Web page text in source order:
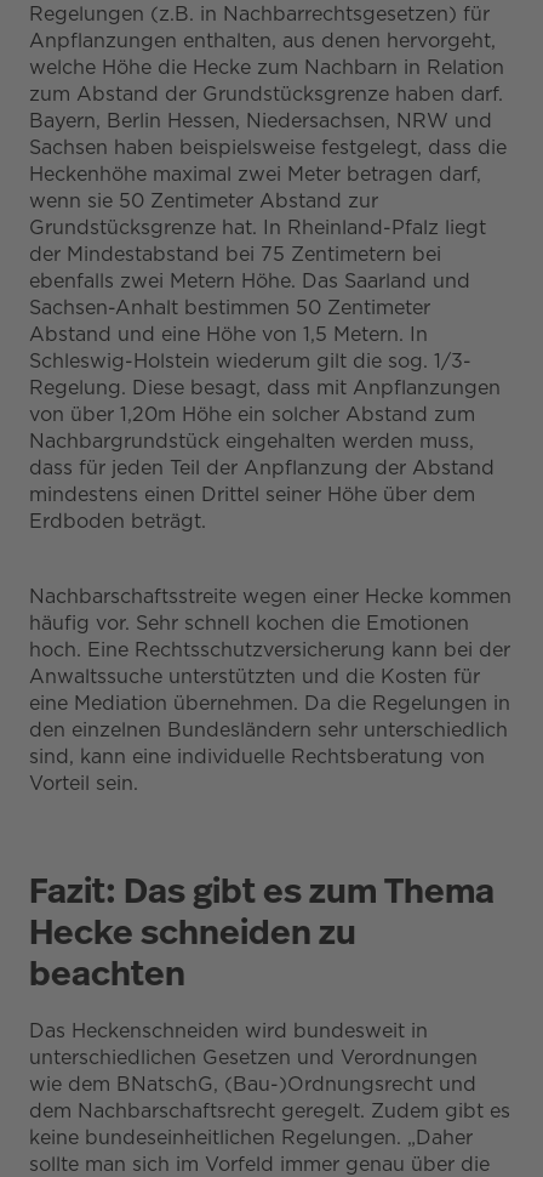
Regelungen (z.B. in Nachbarrechtsgesetzen) für
Anpflanzungen enthalten, aus denen hervorgeht,
welche Höhe die Hecke zum Nachbarn in Relation
zum Abstand der Grundstücksgrenze haben darf.
Bayern, Berlin Hessen, Niedersachsen, NRW und
Sachsen haben beispielsweise festgelegt, dass die
Heckenhöhe maximal zwei Meter betragen darf,
wenn sie 50 Zentimeter Abstand zur
Grundstücksgrenze hat. In Rheinland-Pfalz liegt
der Mindestabstand bei 75 Zentimetern bei
ebenfalls zwei Metern Höhe. Das Saarland und
Sachsen-Anhalt bestimmen 50 Zentimeter
Abstand und eine Höhe von 1,5 Metern. In
Schleswig-Holstein wiederum gilt die sog. 1/3-
Regelung. Diese besagt, dass mit Anpflanzungen
von über 1,20m Höhe ein solcher Abstand zum
Nachbargrundstück eingehalten werden muss,
dass für jeden Teil der Anpflanzung der Abstand
mindestens einen Drittel seiner Höhe über dem
Erdboden beträgt.
Nachbarschaftsstreite wegen einer Hecke kommen
häufig vor. Sehr schnell kochen die Emotionen
hoch. Eine Rechtsschutzversicherung kann bei der
Anwaltssuche unterstützten und die Kosten für
eine Mediation übernehmen. Da die Regelungen in
den einzelnen Bundesländern sehr unterschiedlich
sind, kann eine individuelle Rechtsberatung von
Vorteil sein.
Fazit: Das gibt es zum Thema
Hecke schneiden zu
beachten
Das Heckenschneiden wird bundesweit in
unterschiedlichen Gesetzen und Verordnungen
wie dem BNatschG, (Bau-)Ordnungsrecht und
dem Nachbarschaftsrecht geregelt. Zudem gibt es
keine bundeseinheitlichen Regelungen. „Daher
sollte man sich im Vorfeld immer genau über die